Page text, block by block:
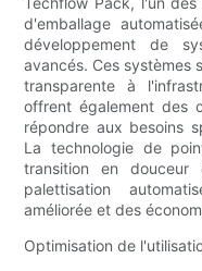
d'emballage
développement de
avancés. Ces systèmes
transparente à
offrent également des
répondre aux besoins
La technologie de
transition en
palettisation
améliorée et des
Optimisation de